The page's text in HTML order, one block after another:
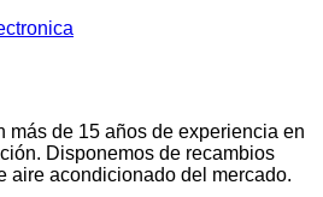
más de 15 años de experiencia en
Disponemos de recambios
aire acondicionado del mercado.